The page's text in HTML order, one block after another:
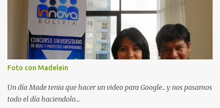
Foto con Madelein
Un día Made tenia que hacer un video para Google.. y nos pasamos
todo el día haciendolo...